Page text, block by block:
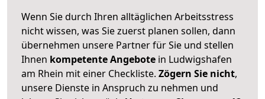
Wenn Sie durch Ihren alltäglichen Arbeitsstress
nicht wissen, was Sie zuerst planen sollen, dann
übernehmen unsere Partner für Sie und stellen
Ihnen kompetente Angebote in Ludwigshafen
am Rhein mit einer Checkliste. Zögern Sie nicht,
unsere Dienste in Anspruch zu nehmen und